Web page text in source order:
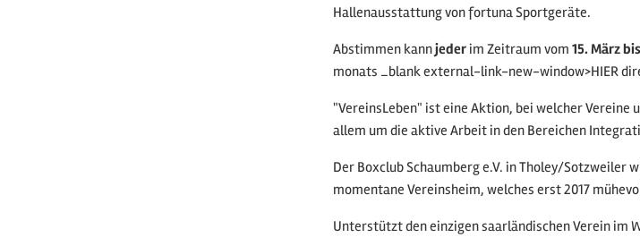
Hallenausstattung von fortuna Sportgeräte.
Abstimmen kannjederim Zeitraum vom 15. März
monats _blank external-link-new-window>HIER
"VereinsLeben" ist eine Aktion, bei welcher
allem um die aktive Arbeit in den Bereichen
Der Boxclub Schaumberg e.V. in Tholey/Sotzweiler
momentane Vereinsheim, welches erst 2017
Unterstützt den einzigen saarländischen Verein im